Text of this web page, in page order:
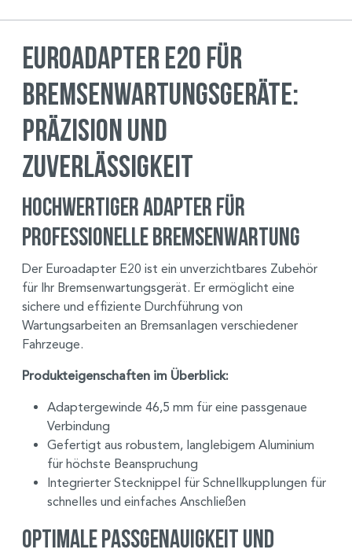
Euroadapter E20 für
Bremsenwartungsgeräte:
Präzision und
Zuverlässigkeit
Hochwertiger Adapter für
professionelle Bremsenwartung
Der Euroadapter E20 ist ein unverzichtbares Zubehör
für Ihr Bremsenwartungsgerät. Er ermöglicht eine
sichere und effiziente Durchführung von
Wartungsarbeiten an Bremsanlagen verschiedener
Fahrzeuge.
Produkteigenschaften im Überblick:
Adaptergewinde 46,5 mm für eine passgenaue
Verbindung
Gefertigt aus robustem, langlebigem Aluminium
für höchste Beanspruchung
Integrierter Stecknippel für Schnellkupplungen für
schnelles und einfaches Anschließen
Optimale Passgenauigkeit und